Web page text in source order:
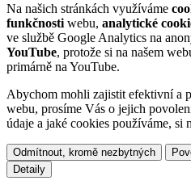
Na našich stránkách využíváme
funkčnosti webu, analytické
ve službě Google Analytics na
YouTube, protože si na našem
primárně na YouTube.
Abychom mohli zajistit efektivní a
webu, prosíme Vás o jejich
údaje a jaké cookies používáme, si